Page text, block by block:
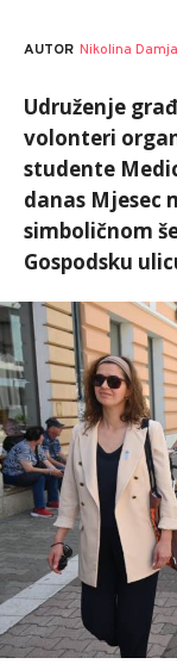
AUTOR Nikolina
Udruženje
volonteri
studente
danas Mjesec
simboličnom
Gospodsku